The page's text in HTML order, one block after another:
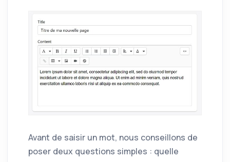
Avant de saisir un mot, nous conseillons de
poser deux questions simples : quelle